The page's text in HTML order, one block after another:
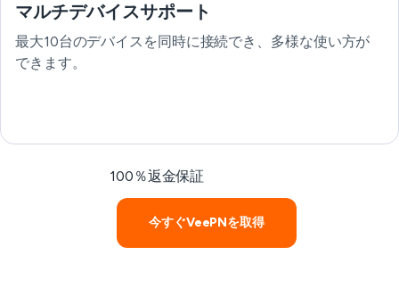
マルチデバイスサポート
最大10台のデバイスを同時に接続でき、多様な使い方が
できます。
100％返金保証
今すぐVeePNを取得